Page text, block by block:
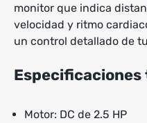
monitor que indica
velocidad y ritmo
un control detallado de
Motor: DC de 2.5 HP